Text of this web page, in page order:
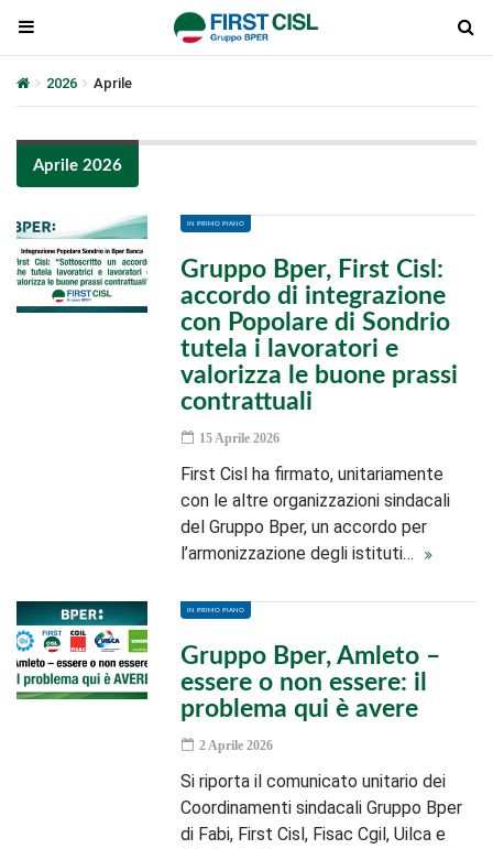
2026 Aprile
Aprile 2026
IN PRIMO PIANO
Gruppo Bper, First Cisl:
accordo di integrazione
con Popolare di Sondrio
tutela i lavoratori e
valorizza le buone prassi
contrattuali
15 Aprile 2026
First Cisl ha firmato, unitariamente
con le altre organizzazioni sindacali
del Gruppo Bper, un accordo per
l’armonizzazione degli istituti…
IN PRIMO PIANO
Gruppo Bper, Amleto –
essere o non essere: il
problema qui è avere
2 Aprile 2026
Si riporta il comunicato unitario dei
Coordinamenti sindacali Gruppo Bper
di Fabi, First Cisl, Fisac Cgil, Uilca e